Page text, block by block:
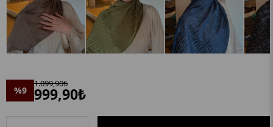
%9
1.099,90₺
999,90₺